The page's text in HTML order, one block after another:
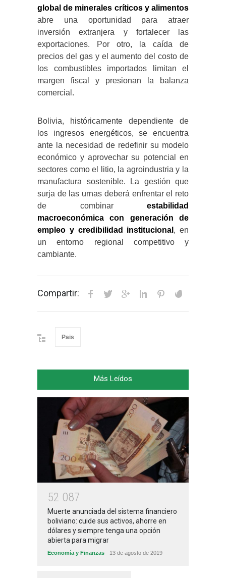
global de minerales críticos y alimentos
abre una oportunidad para atraer
inversión extranjera y fortalecer las
exportaciones. Por otro, la caída de
precios del gas y el aumento del costo de
los combustibles importados limitan el
margen fiscal y presionan la balanza
comercial.
Bolivia, históricamente dependiente de
los ingresos energéticos, se encuentra
ante la necesidad de redefinir su modelo
económico y aprovechar su potencial en
sectores como el litio, la agroindustria y la
manufactura sostenible. La gestión que
surja de las urnas deberá enfrentar el reto
de combinar estabilidad
macroeconómica con generación de
empleo y credibilidad institucional , en
un entorno regional competitivo y
cambiante.
Compartir:
Pais
Más Leídos
52 087
Muerte anunciada del sistema financiero
boliviano: cuide sus activos, ahorre en
dólares y siempre tenga una opción
abierta para migrar
Economía y Finanzas 13 de agosto de 2019